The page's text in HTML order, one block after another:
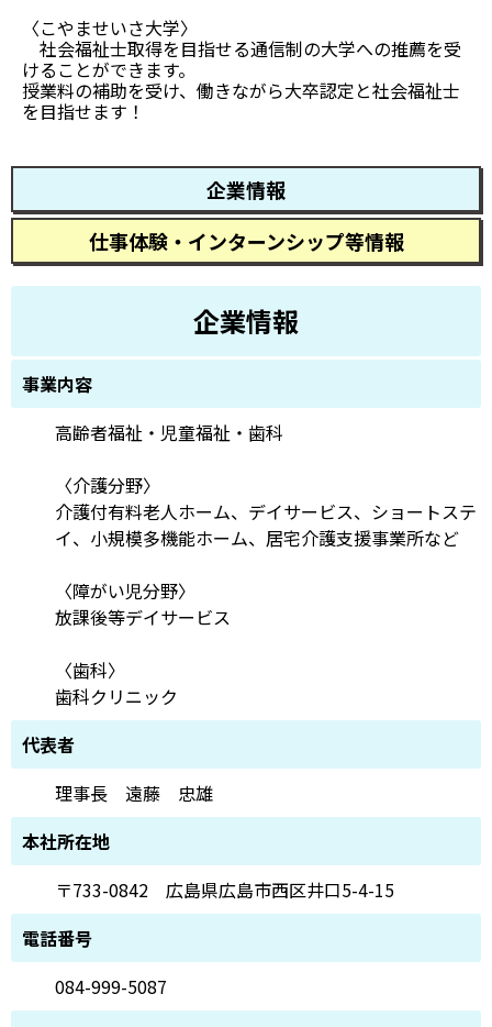
〈こやませいさ大学〉
社会福祉士取得を目指せる通信制の大学への推薦を受
けることができます。
授業料の補助を受け、働きながら大卒認定と社会福祉士
を目指せます！
企業情報
仕事体験・インターンシップ等情報
企業情報
事業内容
高齢者福祉・児童福祉・歯科
〈介護分野〉
介護付有料老人ホーム、デイサービス、ショートステ
イ、小規模多機能ホーム、居宅介護支援事業所など
〈障がい児分野〉
放課後等デイサービス
〈歯科〉
歯科クリニック
代表者
理事長 遠藤 忠雄
本社所在地
〒733-0842 広島県広島市西区井口5-4-15
電話番号
084-999-5087